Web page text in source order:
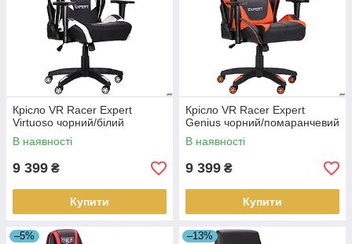
Крісло VR Racer Expert
Virtuoso чорний/білий
В наявності
9 399 ₴
Купити
Крісло VR Racer Expert
Genius чорний/помаранчевий
В наявності
9 399 ₴
Купити
–5% –13%